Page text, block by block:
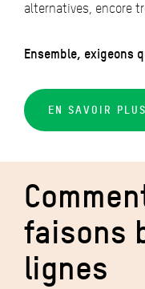
alternatives, encore
Ensemble, exigeons
EN SAVOIR PLUS
faisons
lignes